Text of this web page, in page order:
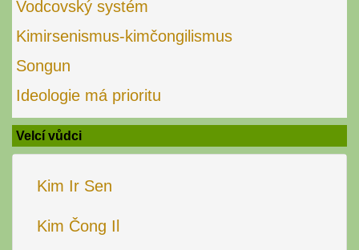
Vodcovský systém
Kimirsenismus-kimčongilismus
Songun
Ideologie má prioritu
Velcí vůdci
Kim Ir Sen
Kim Čong Il